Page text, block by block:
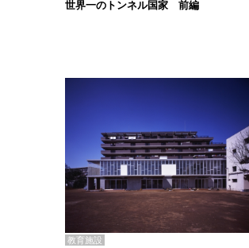
世界一のトンネル国家 前編
教育施設